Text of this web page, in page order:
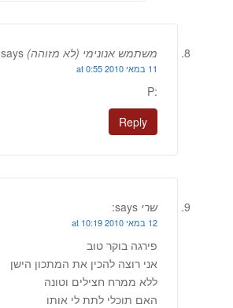
משתמש אנונימי (לא מזוהה) says:
11 במאי 2010 at 0:55
:P
Reply
שרי says:
12 במאי 2010 at 10:19
פירגה בוקר טוב
אני רוצה להכין את המתכון הישן
ללא ממרח חצילים וטונה
האם תוכלי לתת לי אותו